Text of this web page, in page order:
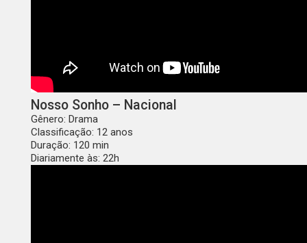
Nosso Sonho – Nacional
Gênero: Drama
Classificação: 12 anos
Duração: 120 min
Diariamente às: 22h